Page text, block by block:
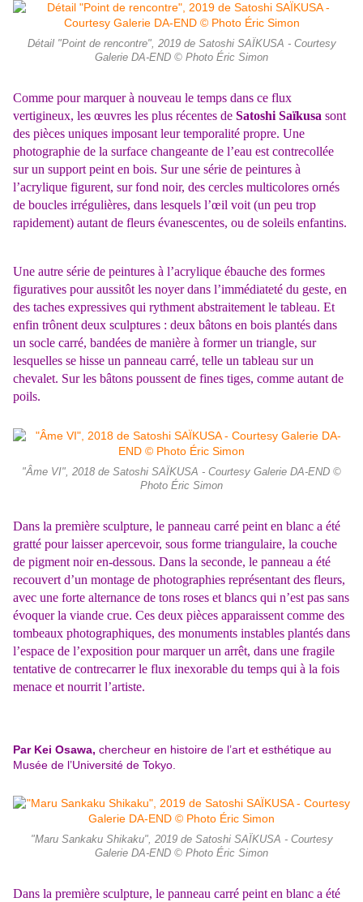
Détail "Point de rencontre", 2019 de Satoshi SAÏKUSA - Courtesy
Galerie DA-END © Photo Éric Simon
Comme pour marquer à nouveau le temps dans ce flux
vertigineux, les œuvres les plus récentes de Satoshi Saïkusa sont
des pièces uniques imposant leur temporalité propre. Une
photographie de la surface changeante de l’eau est contrecollée
sur un support peint en bois. Sur une série de peintures à
l’acrylique figurent, sur fond noir, des cercles multicolores ornés
de boucles irrégulières, dans lesquels l’œil voit (un peu trop
rapidement) autant de fleurs évanescentes, ou de soleils enfantins.
Une autre série de peintures à l’acrylique ébauche des formes
figuratives pour aussitôt les noyer dans l’immédiateté du geste, en
des taches expressives qui rythment abstraitement le tableau. Et
enfin trônent deux sculptures : deux bâtons en bois plantés dans
un socle carré, bandées de manière à former un triangle, sur
lesquelles se hisse un panneau carré, telle un tableau sur un
chevalet. Sur les bâtons poussent de fines tiges, comme autant de
poils.
"Âme VI", 2018 de Satoshi SAÏKUSA - Courtesy Galerie DA-END ©
Photo Éric Simon
Dans la première sculpture, le panneau carré peint en blanc a été
gratté pour laisser apercevoir, sous forme triangulaire, la couche
de pigment noir en-dessous. Dans la seconde, le panneau a été
recouvert d’un montage de photographies représentant des fleurs,
avec une forte alternance de tons roses et blancs qui n’est pas sans
évoquer la viande crue. Ces deux pièces apparaissent comme des
tombeaux photographiques, des monuments instables plantés dans
l’espace de l’exposition pour marquer un arrêt, dans une fragile
tentative de contrecarrer le flux inexorable du temps qui à la fois
menace et nourrit l’artiste.
Par Kei Osawa, chercheur en histoire de l’art et esthétique au
Musée de l’Université de Tokyo.
"Maru Sankaku Shikaku", 2019 de Satoshi SAÏKUSA - Courtesy
Galerie DA-END © Photo Éric Simon
Dans la première sculpture, le panneau carré peint en blanc a été